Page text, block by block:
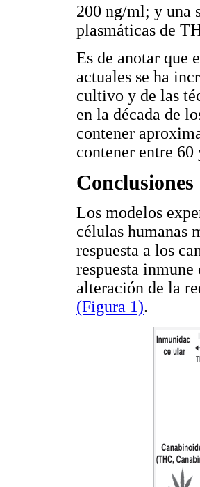
200 ng/ml; y una
plasmáticas de
Es de anotar que
actuales se ha
cultivo y de las
en la década de
contener
contener entre
Conclusiones
Los modelos
células humanas
respuesta a los
respuesta
alteración de la
(Figura 1).